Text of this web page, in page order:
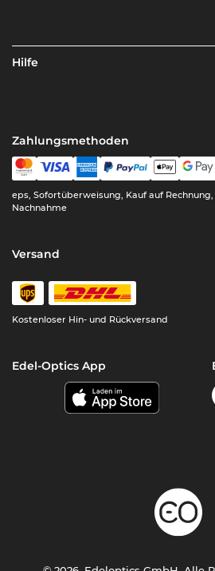
Hilfe
Zahlungsmethoden
eps, Sofortüberweisung, Kauf auf
Nachnahme
Versand
Kostenloser Hin- und Rückversand
Edel-Optics App